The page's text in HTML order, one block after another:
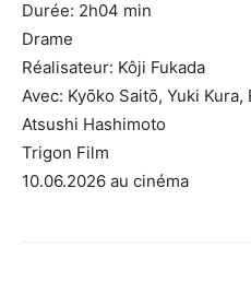
Durée: 2h04 min
Drame
Réalisateur: Kôji Fukada
Avec: Kyōko Saitō, Yuki
Atsushi Hashimoto
Trigon Film
10.06.2026 au cinéma